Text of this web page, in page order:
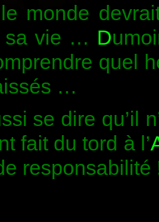
monde
sa vie … D
quel
…
se dire qu’il
fait du tord à l’
responsabilité